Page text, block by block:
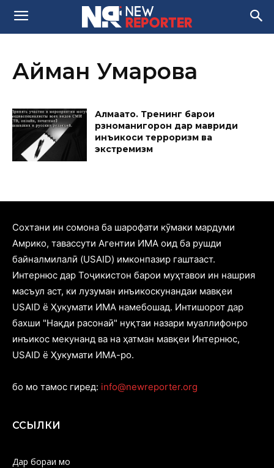
Айман Умарова
Алмаато. Тренинг барои
рӯзноманигорон дар мавриди
инъикоси терроризм ва
экстремизм
Cохтани ин сомона ба шарофати кӯмаки мардуми
Амрико, тавассути Агентии ИМА оид ба рушди
байналмилалӣ (USAID) имконпазир гаштааст.
Интернюс дар Тоҷикистон барои муҳтавои ин нашрия
масъул аст, ки лузуман инъикоскунандаи мавқеи
USAID ё Ҳукумати ИМА намебошад. Интишорот дар
бахши "Нақди расонаӣ" нуқтаи назари муаллифонро
инъикос мекунанд ва на ҳатман мавқеи Интернюс,
USAID ё Ҳукумати ИМА-ро.
бо мо тамос гиред: info@newreporter.org
ССЫЛКИ
Дар бораи мо